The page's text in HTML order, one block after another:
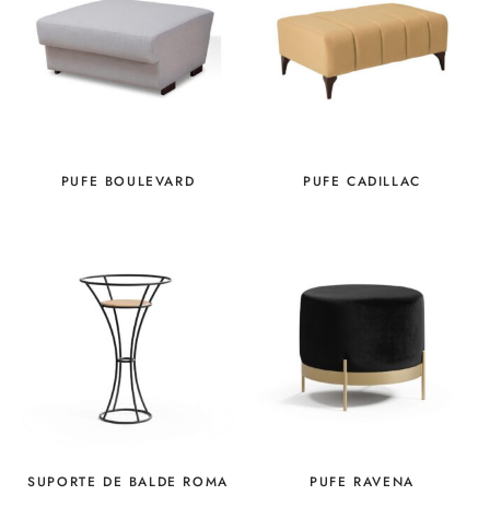
PUFE BOULEVARD PUFE CADILLAC
SUPORTE DE BALDE ROMA PUFE RAVENA